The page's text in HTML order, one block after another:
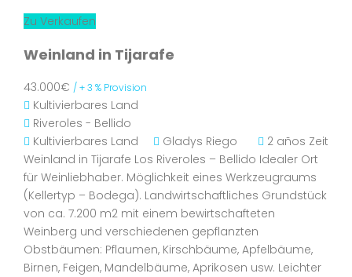
Zu Verkaufen
Weinland in Tijarafe
43.000€ / + 3 % Provision
Kultivierbares Land
Riveroles - Bellido
Kultivierbares Land
Gladys Riego
2 años Zeit
Weinland in Tijarafe Los Riveroles – Bellido Idealer Ort
für Weinliebhaber. Möglichkeit eines Werkzeugraums
(Kellertyp – Bodega). Landwirtschaftliches Grundstück
von ca. 7.200 m2 mit einem bewirtschafteten
Weinberg und verschiedenen gepflanzten
Obstbäumen: Pflaumen, Kirschbäume, Apfelbäume,
Birnen, Feigen, Mandelbäume, Aprikosen usw. Leichter